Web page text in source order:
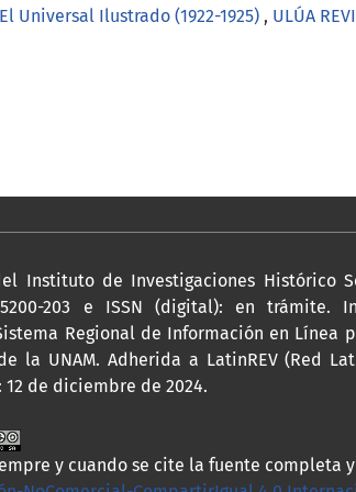
Universal Ilustrado (1922-1925) , ULÚA
Instituto de Investigaciones Histórico
203 e ISSN (digital): en trámite.
Regional de Información en Línea
UNAM. Adherida a LatinREV (Red
de diciembre de 2024.
y cuando se cite la fuente completa